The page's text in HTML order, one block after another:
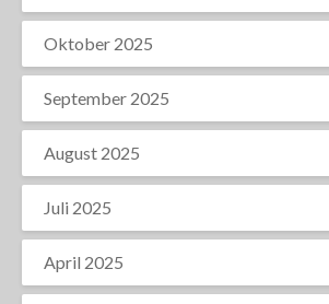
Oktober 2025
September 2025
August 2025
Juli 2025
April 2025